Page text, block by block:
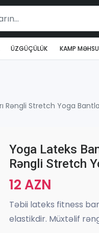
ÜZGÜÇÜLÜK KAMP
Rəngli Stretch Yoga
Yoga Lateks
Rəngli Stretch
12 AZN
Təbii lateks fitness
elastikdir. Müxtəlif